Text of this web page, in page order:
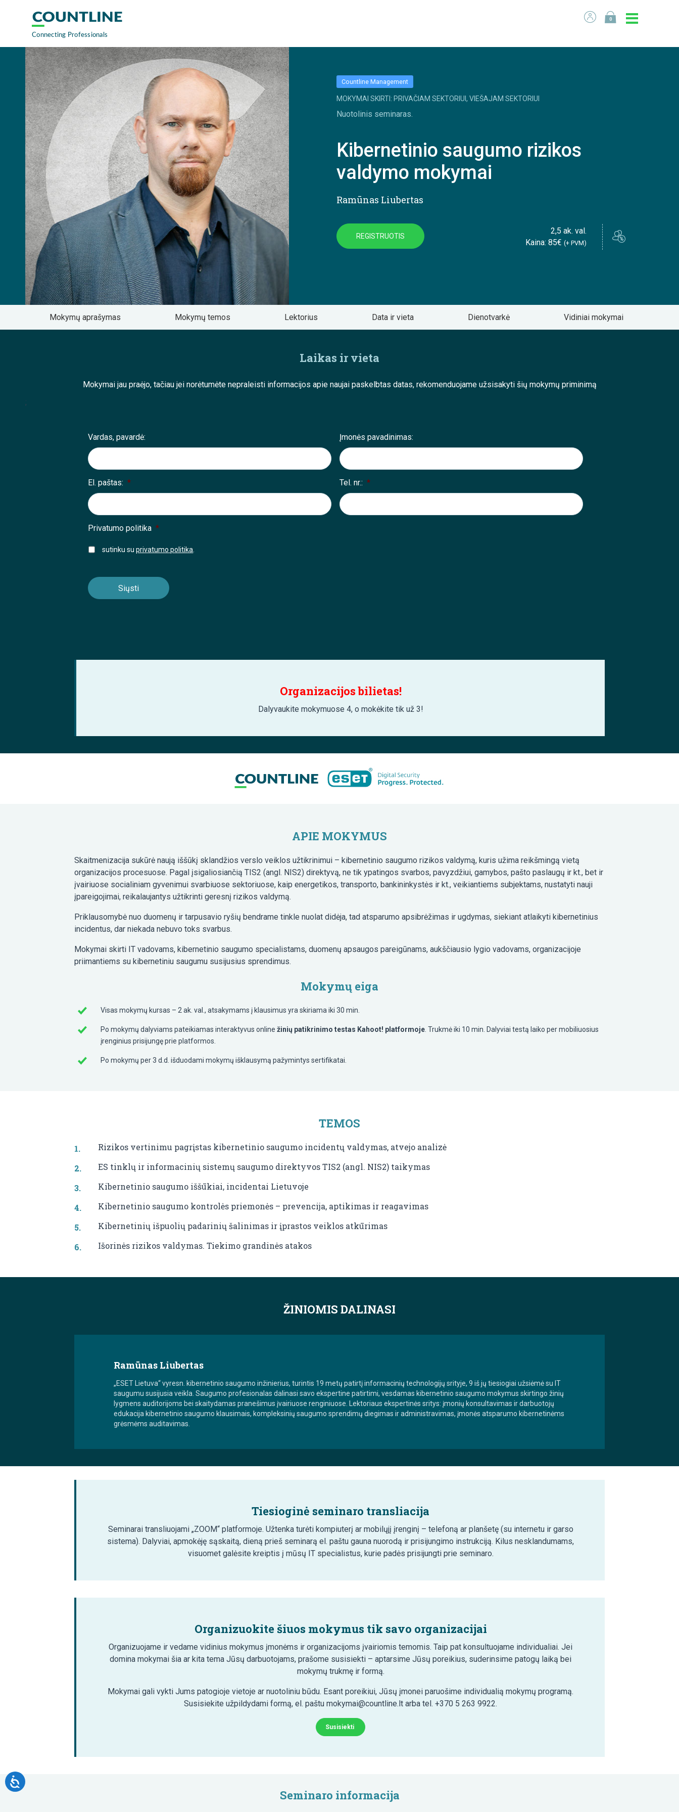
0
Countline Management
MOKYMAI SKIRTI: PRIVAČIAM SEKTORIUI, VIEŠAJAM SEKTORIUI
Nuotolinis seminaras.
Kibernetinio saugumo rizikos
valdymo mokymai
Ramūnas Liubertas
REGISTRUOTIS
2,5 ak. val.
Kaina: 85€ (+ PVM)
Mokymų aprašymas Mokymų temos Lektorius Data ir vieta Dienotvarkė Vidiniai mokymai
Laikas ir vieta
Mokymai jau praėjo, tačiau jei norėtumėte nepraleisti informacijos apie naujai paskelbtas datas, rekomenduojame užsisakyti šių mokymų priminimą
;
Vardas, pavardė: Įmonės pavadinimas:
El. paštas: * Tel. nr.: *
Privatumo politika *
sutinku suprivatumo politika
Organizacijos bilietas!
Dalyvaukite mokymuose 4, o mokėkite tik už 3!
APIE MOKYMUS
Skaitmenizacija sukūrė naują iššūkį sklandžios verslo veiklos užtikrinimui – kibernetinio saugumo rizikos valdymą, kuris užima reikšmingą vietą
organizacijos procesuose. Pagal įsigaliosiančią TIS2 (angl. NIS2) direktyvą, ne tik ypatingos svarbos, pavyzdžiui, gamybos, pašto paslaugų ir kt., bet ir
įvairiuose socialiniam gyvenimui svarbiuose sektoriuose, kaip energetikos, transporto, bankininkystės ir kt., veikiantiems subjektams, nustatyti nauji
įpareigojimai, reikalaujantys užtikrinti geresnį rizikos valdymą.
Priklausomybė nuo duomenų ir tarpusavio ryšių bendrame tinkle nuolat didėja, tad atsparumo apsibrėžimas ir ugdymas, siekiant atlaikyti kibernetinius
incidentus, dar niekada nebuvo toks svarbus.
Mokymai skirti IT vadovams, kibernetinio saugumo specialistams, duomenų apsaugos pareigūnams, aukščiausio lygio vadovams, organizacijoje
priimantiems su kibernetiniu saugumu susijusius sprendimus.
Mokymų eiga
Visas mokymų kursas – 2 ak. val., atsakymams į klausimus yra skiriama iki 30 min.
Po mokymų dalyviams pateikiamas interaktyvus online žinių patikrinimo testas Kahoot! platformoje . Trukmė iki 10 min. Dalyviai testą laiko per mobiliuosius
įrenginius prisijungę prie platformos.
Po mokymų per 3 d.d. išduodami mokymų išklausymą pažymintys sertifikatai.
TEMOS
Rizikos vertinimu pagrįstas kibernetinio saugumo incidentų valdymas, atvejo analizė
ES tinklų ir informacinių sistemų saugumo direktyvos TIS2 (angl. NIS2) taikymas
Kibernetinio saugumo iššūkiai, incidentai Lietuvoje
Kibernetinio saugumo kontrolės priemonės – prevencija, aptikimas ir reagavimas
Kibernetinių išpuolių padarinių šalinimas ir įprastos veiklos atkūrimas
Išorinės rizikos valdymas. Tiekimo grandinės atakos
ŽINIOMIS DALINASI
Ramūnas Liubertas
„ESET Lietuva“ vyresn. kibernetinio saugumo inžinierius, turintis 19 metų patirtį informacinių technologijų srityje, 9 iš jų tiesiogiai užsiėmė su IT
saugumu susijusia veikla. Saugumo profesionalas dalinasi savo ekspertine patirtimi, vesdamas kibernetinio saugumo mokymus skirtingo žinių
lygmens auditorijoms bei skaitydamas pranešimus įvairiuose renginiuose. Lektoriaus ekspertinės sritys: įmonių konsultavimas ir darbuotojų
edukacija kibernetinio saugumo klausimais, kompleksinių saugumo sprendimų diegimas ir administravimas, įmonės atsparumo kibernetinėms
grėsmėms auditavimas.
Tiesioginė seminaro transliacija
Seminarai transliuojami „ZOOM“ platformoje. Užtenka turėti kompiuterį ar mobilųjį įrenginį – telefoną ar planšetę (su internetu ir garso
sistema). Dalyviai, apmokėję sąskaitą, dieną prieš seminarą el. paštu gauna nuorodą ir prisijungimo instrukciją. Kilus nesklandumams,
visuomet galėsite kreiptis į mūsų IT specialistus, kurie padės prisijungti prie seminaro.
Organizuokite šiuos mokymus tik savo organizacijai
Organizuojame ir vedame vidinius mokymus įmonėms ir organizacijoms įvairiomis temomis. Taip pat konsultuojame individualiai. Jei
domina mokymai šia ar kita tema Jūsų darbuotojams, prašome susisiekti – aptarsime Jūsų poreikius, suderinsime patogų laiką bei
mokymų trukmę ir formą.
Mokymai gali vykti Jums patogioje vietoje ar nuotoliniu būdu. Esant poreikiui, Jūsų įmonei paruošime individualią mokymų programą.
Susisiekite užpildydami formą, el. paštu mokymai@countline.lt arba tel. +370 5 263 9922.
Susisiekti
Seminaro informacija